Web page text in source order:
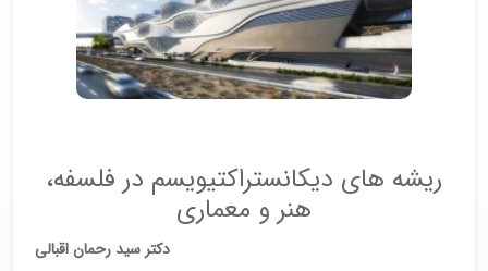
ریشه های دیکانستراکتیویسم در فلسفه،
هنر و معماری
دکتر سید رحمان اقبالی